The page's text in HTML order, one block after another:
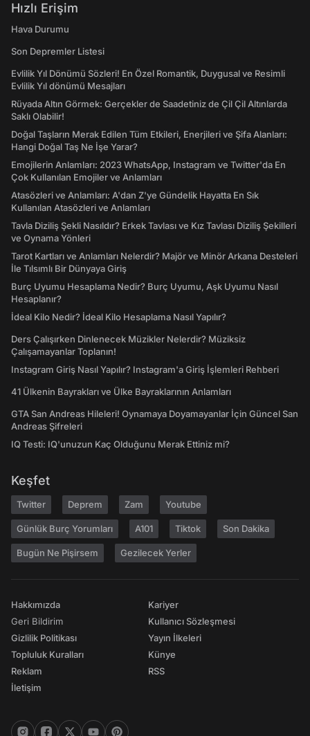
Hızlı Erişim
Hava Durumu
Son Depremler Listesi
Evlilik Yıl Dönümü Sözleri! En Özel Romantik, Duygusal ve Resimli
Evlilik Yıl dönümü Mesajları
Rüyada Altın Görmek: Gerçekler de Saadetiniz de Çil Çil Altınlarda
Saklı Olabilir!
Doğal Taşların Merak Edilen Tüm Etkileri, Enerjileri ve Şifa Alanları:
Hangi Doğal Taş Ne İşe Yarar?
Emojilerin Anlamları: 2023 WhatsApp, Instagram ve Twitter'da En
Çok Kullanılan Emojiler ve Anlamları
Atasözleri ve Anlamları: A'dan Z'ye Gündelik Hayatta En Sık
Kullanılan Atasözleri ve Anlamları
Tavla Diziliş Şekli Nasıldır? Erkek Tavlası ve Kız Tavlası Diziliş Şekilleri
ve Oynama Yönleri
Tarot Kartları ve Anlamları Nelerdir? Majör ve Minör Arkana Desteleri
İle Tılsımlı Bir Dünyaya Giriş
Burç Uyumu Hesaplama Nedir? Burç Uyumu, Aşk Uyumu Nasıl
Hesaplanır?
İdeal Kilo Nedir? İdeal Kilo Hesaplama Nasıl Yapılır?
Ders Çalışırken Dinlenecek Müzikler Nelerdir? Müziksiz
Çalışamayanlar Toplanın!
Instagram Giriş Nasıl Yapılır? Instagram'a Giriş İşlemleri Rehberi
41 Ülkenin Bayrakları ve Ülke Bayraklarının Anlamları
GTA San Andreas Hileleri! Oynamaya Doyamayanlar İçin Güncel San
Andreas Şifreleri
IQ Testi: IQ'unuzun Kaç Olduğunu Merak Ettiniz mi?
Keşfet
Twitter Deprem Zam Youtube
Günlük Burç Yorumları A101 Tiktok Son Dakika
Bugün Ne Pişirsem Gezilecek Yerler
Hakkımızda
Geri Bildirim
Gizlilik Politikası
Topluluk Kuralları
Reklam
İletişim
Kariyer
Kullanıcı Sözleşmesi
Yayın İlkeleri
Künye
RSS